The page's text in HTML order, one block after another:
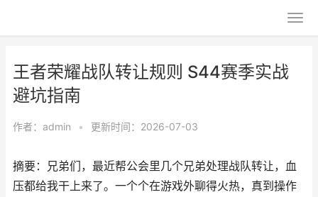
王者荣耀战队转让规则 S44赛季实战
避坑指南
作者： admin • 更新时间：2026-07-03
摘要：兄弟们，最近帮公会里几个兄弟处理战队转让，血
压都给我干上来了。一个个在游戏外聊得火热，真到操作